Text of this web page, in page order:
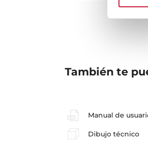
También te
Manual de
Dibujo técnico